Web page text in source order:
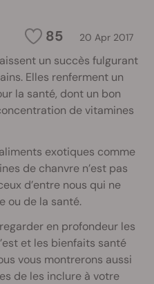
85 20 Apr 2017
un succès fulgurant
Elles renferment un
la santé, dont un bon
de vitamines
exotiques comme
de chanvre n’est pas
d’entre nous qui ne
ou de la santé.
en profondeur les
et les bienfaits santé
vous montrerons aussi
de les inclure à votre